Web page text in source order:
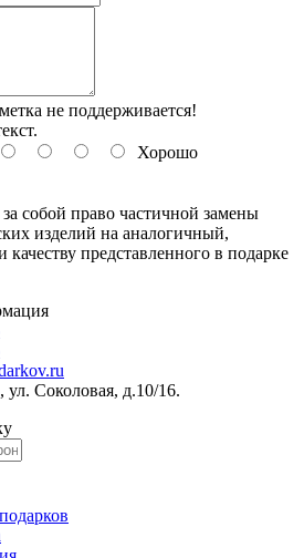
не поддерживается!
Хорошо
за собой право частичной замены
изделий на аналогичный,
представленного в подарке
ул. Соколовая, д.10/16.